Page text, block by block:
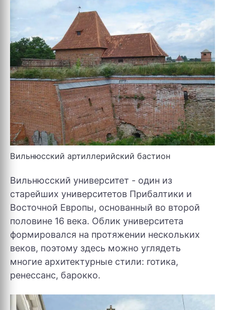
Вильнюсский артиллерийский бастион
Вильнюсский университет - один из
старейших университетов Прибалтики и
Восточной Европы, основанный во второй
половине 16 века. Облик университета
формировался на протяжении нескольких
веков, поэтому здесь можно углядеть
многие архитектурные стили: готика,
ренессанс, барокко.